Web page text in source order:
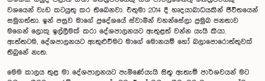
වශයෙන් වැඩ කටයුතු කර තිබෙනවා. එතුමා 2014 දී හෘදයාබාධයකින් ජීවිතයෙන්
සමුගත්තා. ඉන් පසුව මාගේ ප්‍රදේශයේ ස්වාමීන් වහන්සේලා ප්‍රමුඛ ජනතාව
මගෙන් ලොකු ඉල්ලීමක් කරා දේශපාලනයට ඇතුළත් වන්න යැයි කියා.
ඇත්තටම, දේශපාලනයට ඇතුළුවීමට මාගේ මොනයම් හෝ බලාපොරොත්තුවක්
තිබුනේ නැත.
මෙම කාලය තුළ මා දේශපාලනයට පැමිණේයැයි සිතූ ඇතැම් පාර්ශවයන් මට